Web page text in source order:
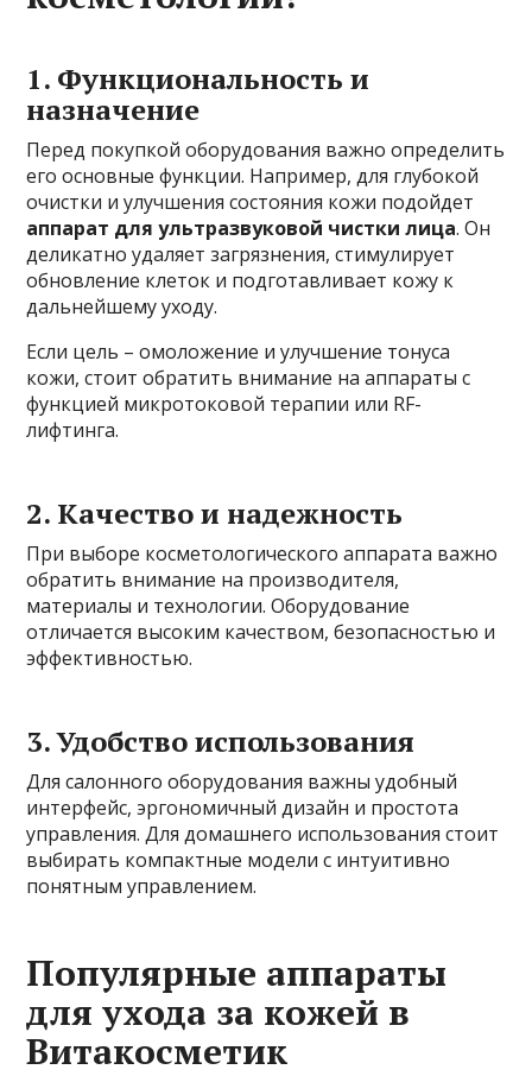
1. Функциональность и
назначение
Перед покупкой оборудования важно определить
его основные функции. Например, для глубокой
очистки и улучшения состояния кожи подойдет
аппарат для ультразвуковой чистки лица. Он
деликатно удаляет загрязнения, стимулирует
обновление клеток и подготавливает кожу к
дальнейшему уходу.
Если цель – омоложение и улучшение тонуса
кожи, стоит обратить внимание на аппараты с
функцией микротоковой терапии или RF-
лифтинга.
2. Качество и надежность
При выборе косметологического аппарата важно
обратить внимание на производителя,
материалы и технологии. Оборудование
отличается высоким качеством, безопасностью и
эффективностью.
3. Удобство использования
Для салонного оборудования важны удобный
интерфейс, эргономичный дизайн и простота
управления. Для домашнего использования стоит
выбирать компактные модели с интуитивно
понятным управлением.
Популярные аппараты
для ухода за кожей в
Витакосметик